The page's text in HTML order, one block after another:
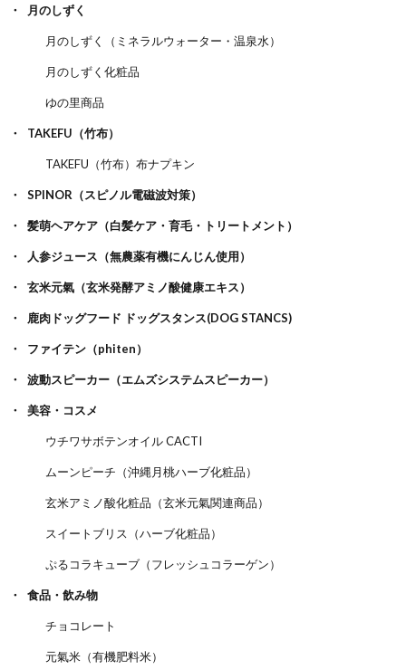
月のしずく
月のしずく（ミネラルウォーター・温泉水）
月のしずく化粧品
ゆの里商品
TAKEFU（竹布）
TAKEFU（竹布）布ナプキン
SPINOR（スピノル電磁波対策）
髪萌ヘアケア（白髪ケア・育毛・トリートメント）
人参ジュース（無農薬有機にんじん使用）
玄米元氣（玄米発酵アミノ酸健康エキス）
鹿肉ドッグフード ドッグスタンス(DOG STANCS)
ファイテン（phiten）
波動スピーカー（エムズシステムスピーカー）
美容・コスメ
ウチワサボテンオイル CACTI
ムーンピーチ（沖縄月桃ハーブ化粧品）
玄米アミノ酸化粧品（玄米元氣関連商品）
スイートブリス（ハーブ化粧品）
ぷるコラキューブ（フレッシュコラーゲン）
食品・飲み物
チョコレート
元氣米（有機肥料米）